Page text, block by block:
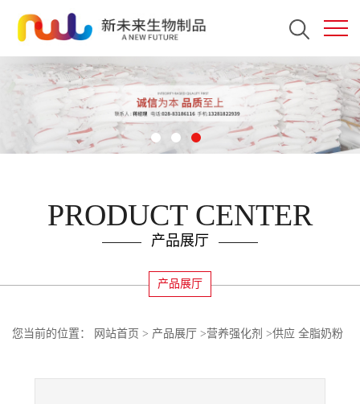
PRODUCT CENTER
产品展厅
产品展厅
您当前的位置： 网站首页 > 产品展厅 >营养强化剂 >供应 全脂奶粉